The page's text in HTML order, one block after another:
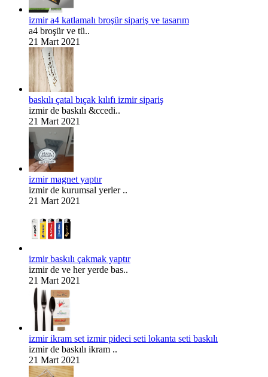
izmir a4 katlamalı broşür sipariş ve tasarım
a4 broşür ve tü..
21 Mart 2021
baskılı çatal bıçak kılıfı izmir sipariş
izmir de baskılı &ccedi..
21 Mart 2021
izmir magnet yaptır
izmir de kurumsal yerler ..
21 Mart 2021
izmir baskılı çakmak yaptır
izmir de ve her yerde bas..
21 Mart 2021
izmir ikram set izmir pideci seti lokanta seti baskılı
izmir de baskılı ikram ..
21 Mart 2021